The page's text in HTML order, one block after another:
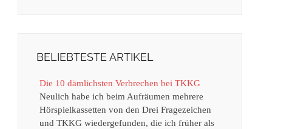
BELIEBTESTE ARTIKEL
Die 10 dämlichsten Verbrechen bei TKKG
Neulich habe ich beim Aufräumen mehrere
Hörspielkassetten von den Drei Fragezeichen
und TKKG wiedergefunden, die ich früher als